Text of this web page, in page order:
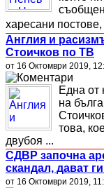
харесани
Англия и
Стоичков по ТВ
от 16 Октомври 2019,
Една от
на
това,
двубоя ...
СДВР започна
скандал, дават
от 16 Октомври 2019,